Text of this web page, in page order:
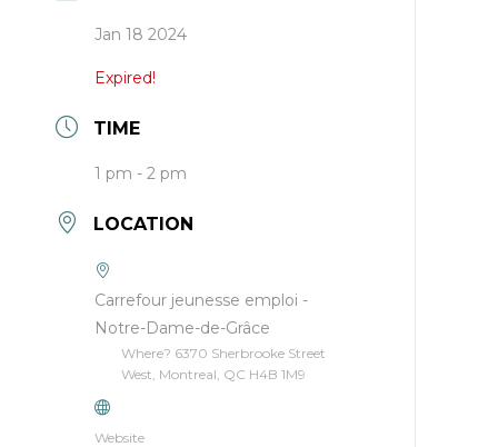
Jan 18 2024
Expired!
TIME
1 pm - 2 pm
LOCATION
Carrefour jeunesse emploi -
Notre-Dame-de-Grâce
Where? 6370 Sherbrooke Street
West, Montreal, QC H4B 1M9
Website